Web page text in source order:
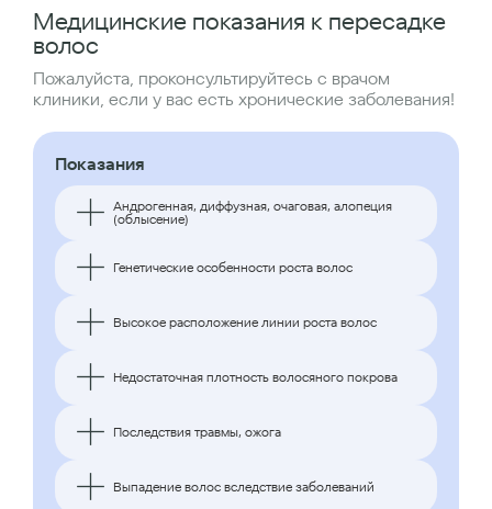
Медицинские показания к пересадке
волос
Пожалуйста, проконсультируйтесь с врачом
клиники, если у вас есть хронические заболевания!
Показания
Андрогенная, диффузная, очаговая, алопеция
(облысение)
Генетические особенности роста волос
Высокое расположение линии роста волос
Недостаточная плотность волосяного покрова
Последствия травмы, ожога
Выпадение волос вследствие заболеваний